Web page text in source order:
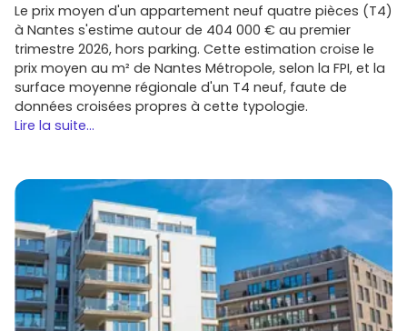
Le prix moyen d'un appartement neuf quatre pièces (T4)
à Nantes s'estime autour de 404 000 € au premier
trimestre 2026, hors parking. Cette estimation croise le
prix moyen au m² de Nantes Métropole, selon la FPI, et la
surface moyenne régionale d'un T4 neuf, faute de
données croisées propres à cette typologie.
Lire la suite...